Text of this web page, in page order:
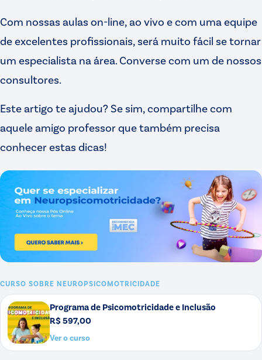
Com nossas aulas on-line, ao vivo e com uma equipe
de excelentes profissionais, será muito fácil se tornar
um especialista na área. Converse com um de nossos
consultores.
Este artigo te ajudou? Se sim, compartilhe com
aquele amigo professor que também precisa
conhecer estas dicas!
CURSO SOBRE NEUROPSICOMOTRICIDADE
Programa de Psicomotricidade e Inclusão
R$ 597,00
Ver o curso